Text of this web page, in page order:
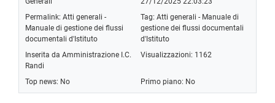
Permalink: Atti generali -
Manuale di gestione dei flussi
documentali d'Istituto
Tag: Atti generali - Manuale di
gestione dei flussi documentali
d'Istituto
Inserita da Amministrazione I.C.
Randi
Visualizzazioni: 1162
Top news: No Primo piano: No